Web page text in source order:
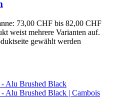
73,00 CHF bis 82,00 CHF
weist mehrere Varianten auf.
gewählt werden